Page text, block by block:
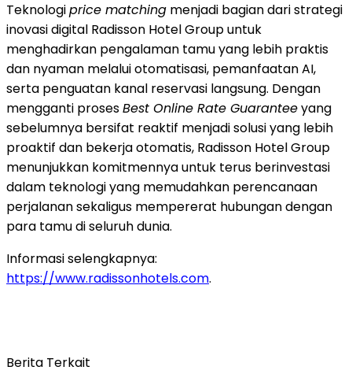
Teknologiprice matching menjadi bagian dari strategi
inovasi digital Radisson Hotel Group untuk
menghadirkan pengalaman tamu yang lebih praktis
dan nyaman melalui otomatisasi, pemanfaatan AI,
serta penguatan kanal reservasi langsung. Dengan
mengganti prosesBest Online Rate Guaranteeyang
sebelumnya bersifat reaktif menjadi solusi yang lebih
proaktif dan bekerja otomatis, Radisson Hotel Group
menunjukkan komitmennya untuk terus berinvestasi
dalam teknologi yang memudahkan perencanaan
perjalanan sekaligus mempererat hubungan dengan
para tamu di seluruh dunia.
Informasi selengkapnya:
https://www.radissonhotels.com.
Berita Terkait